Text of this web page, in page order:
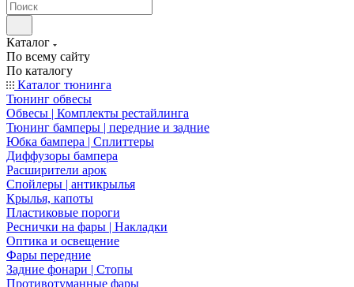
Каталог
По всему сайту
По каталогу
Каталог тюнинга
Тюнинг обвесы
Обвесы | Комплекты рестайлинга
Тюнинг бамперы | передние и задние
Юбка бампера | Сплиттеры
Диффузоры бампера
Расширители арок
Спойлеры | антикрылья
Крылья, капоты
Пластиковые пороги
Реснички на фары | Накладки
Оптика и освещение
Фары передние
Задние фонари | Стопы
Противотуманные фары